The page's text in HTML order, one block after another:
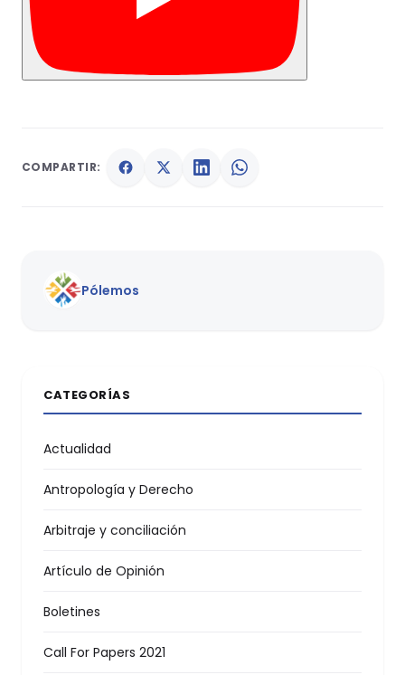
COMPARTIR:
Pólemos
CATEGORÍAS
Actualidad
Antropología y Derecho
Arbitraje y conciliación
Artículo de Opinión
Boletines
Call For Papers 2021